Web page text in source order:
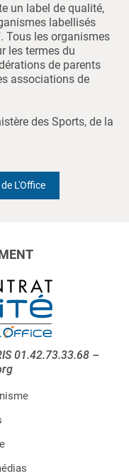
un label de qualité,
labellisés
Tous les organismes
les termes du
de parents
associations de
des Sports, de la
L'Office
01.42.73.33.68 –